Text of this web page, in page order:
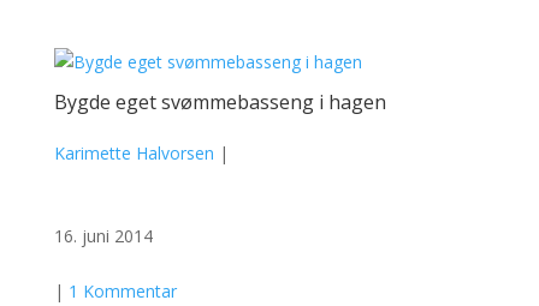
Bygde eget svømmebasseng i hagen
Karimette Halvorsen |
16. juni 2014
| 1 Kommentar